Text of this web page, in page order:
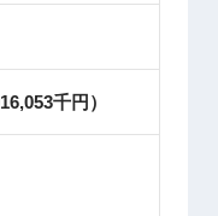
千円）